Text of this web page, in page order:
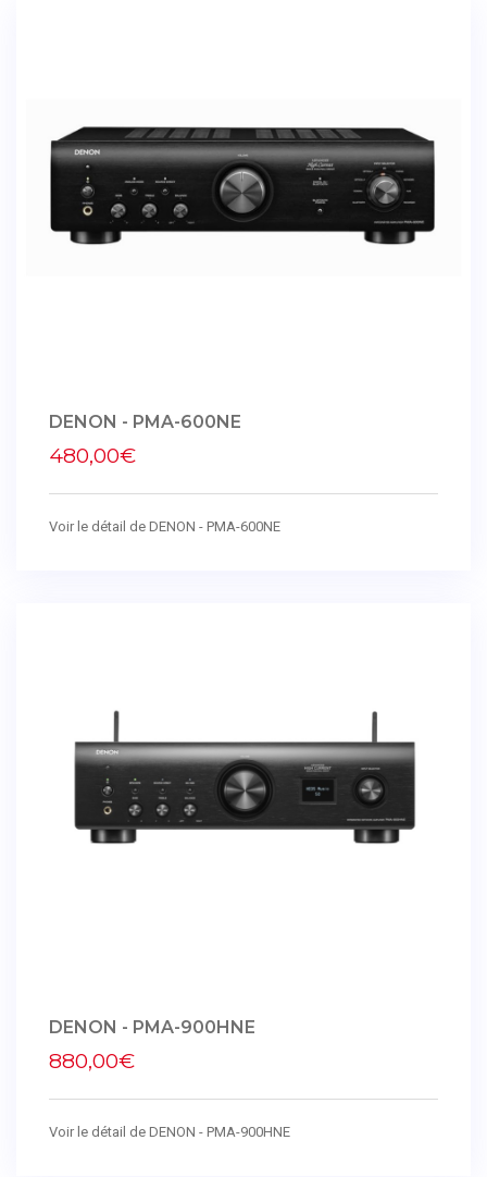
DENON - PMA-600NE
480,00€
Voir le détail de DENON - PMA-600NE
DENON - PMA-900HNE
880,00€
Voir le détail de DENON - PMA-900HNE